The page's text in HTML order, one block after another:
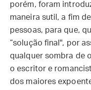
porém, foram
maneira sutil, a fim
pessoas, para que,
“solução final", por
qualquer sombra de
o escritor e
dos maiores